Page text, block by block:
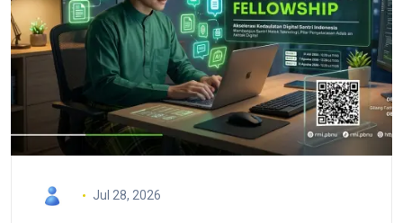
Jul 28, 2026